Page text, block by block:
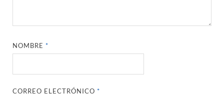
NOMBRE*
CORREO ELECTRÓNICO*